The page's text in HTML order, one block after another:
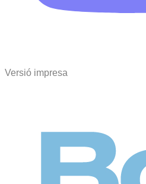
Versió impresa